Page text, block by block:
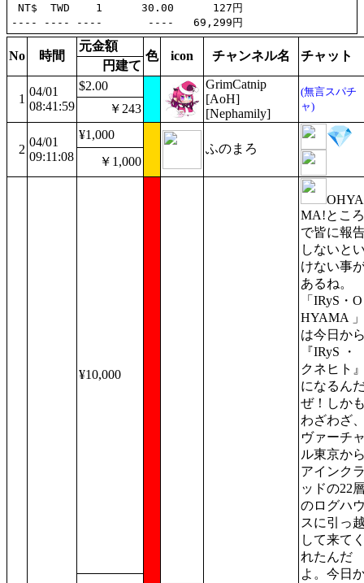
NT$  TWD    1      30.00      127円
No 時間
元金額
色 icon チャンネル名 チャット
円建て
1
04/01
08:41:59
$2.00
GrimCatnip
[AoH]
[Nephamily]
(無言スパチ
ャ)
￥243
2
04/01
09:11:08
¥1,000
ふのまろ
￥1,000
¥10,000
OHYA
MA!ところ
で皆に報
しないと
けない事
あるね。
「IRyS・O
HYAMA 」
は今日か
『IRyS ・
クネヒト
になるん
ぜ！しか
わざわざ
ヴァーチ
ル東京か
アインク
ッドの22
のログハ
スに引っ
して来て
れたんだ
よ。今日